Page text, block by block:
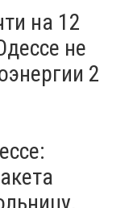
на 12
не
2